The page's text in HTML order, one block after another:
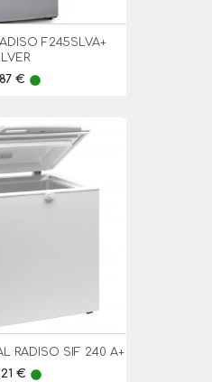
F245SLVA+
€ lens
RADISO SIF 240 A+
€ lens